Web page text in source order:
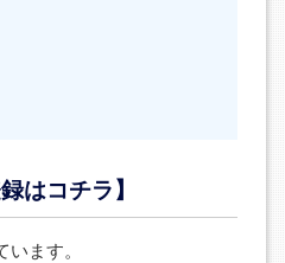
はコチラ】
ます。